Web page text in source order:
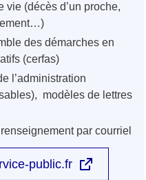
vie (décès d’un proche,
des démarches en
(cerfas)
l’administration
modèles de lettres
par courriel
public.fr